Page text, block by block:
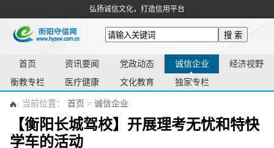
弘扬诚信文化，打造信用平台
搜 索
首页 资讯要闻 党政动态 诚信企业 经济视野
衡教专栏 医疗健康 文化教育 独家专栏
当前位置： 首页 > 诚信企业
【衡阳长城驾校】开展理考无忧和特快
学车的活动